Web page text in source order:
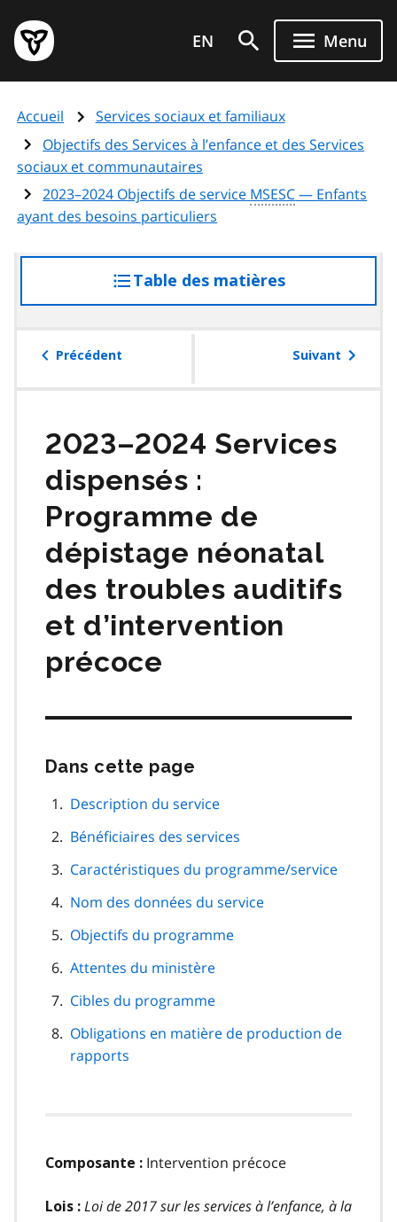
au
contenu
principal
Page
d'accueil
de
l'Ontario
EN Menu
Accueil
Services sociaux et familiaux
Objectifs des Services à l’enfance et des Services
sociaux et communautaires
2023–2024 Objectifs de service MSESC— Enfants
ayant des besoins particuliers
Table des matières
à
table
Précédent Suivant
2023–2024 Services
dispensés :
Programme de
dépistage néonatal
des troubles auditifs
et d’intervention
précoce
Dans cette page
navigation
page
Description du service
Bénéficiaires des services
Caractéristiques du programme/service
Nom des données du service
Objectifs du programme
Attentes du ministère
Cibles du programme
Obligations en matière de production de
rapports
Composante : Intervention précoce
Lois : Loi de 2017 sur les services à l’enfance, à la